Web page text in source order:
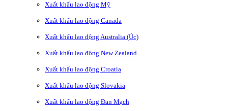
Xuất khẩu lao động Mỹ
Xuất khẩu lao động Canada
Xuất khẩu lao động Australia (Úc)
Xuất khẩu lao động New Zealand
Xuất khẩu lao động Croatia
Xuất khẩu lao động Slovakia
Xuất khẩu lao động Đan Mạch